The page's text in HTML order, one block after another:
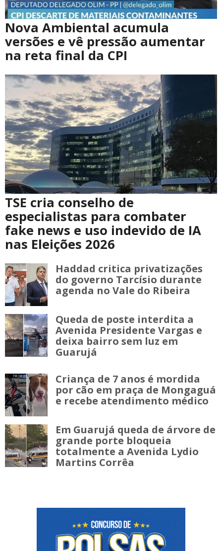
Nova Ambiental acumula
versões e vê pressão aumentar
na reta final da CPI
TSE cria conselho de
especialistas para combater
fake news e uso indevido de IA
nas Eleições 2026
Haddad critica privatizações
do governo Tarcísio durante
agenda no Vale do Ribeira
Queda de poste interdita a
Avenida Presidente Vargas e
deixa bairro sem luz em
Guarujá
Criança de 7 anos é mordida
por cão em praça de Mongaguá
e recebe atendimento médico
Em Guarujá queda de árvore de
grande porte bloqueia
totalmente a Avenida Lydio
Martins Corrêa